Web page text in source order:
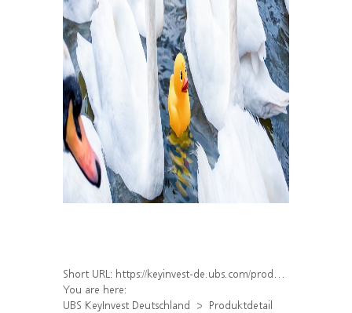
Short URL: https://keyinvest-de.ubs.com/produkt/detail/index/isin/DE000WA62LX8
You are here:
UBS KeyInvest Deutschland
Produktdetail